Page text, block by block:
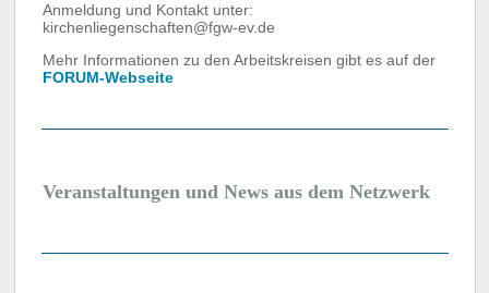
Anmeldung und Kontakt unter:
kirchenliegenschaften@fgw-ev.de
Mehr Informationen zu den Arbeitskreisen gibt es auf der
FORUM-Webseite
Veranstaltungen und News aus dem Netzwerk